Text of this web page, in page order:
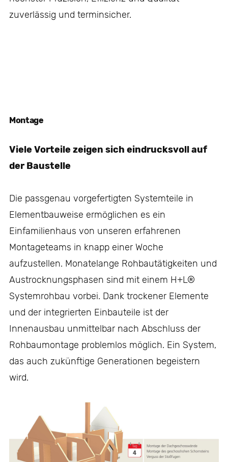
zuverlässig und terminsicher.
Montage
Viele Vorteile zeigen sich eindrucksvoll auf
der Baustelle
Die passgenau vorgefertigten Systemteile in
Elementbauweise ermöglichen es ein
Einfamilienhaus von unseren erfahrenen
Montageteams in knapp einer Woche
aufzustellen. Monatelange Rohbautätigkeiten und
Austrocknungsphasen sind mit einem H+L®
Systemrohbau vorbei. Dank trockener Elemente
und der integrierten Einbauteile ist der
Innenausbau unmittelbar nach Abschluss der
Rohbaumontage problemlos möglich. Ein System,
das auch zukünftige Generationen begeistern
wird.